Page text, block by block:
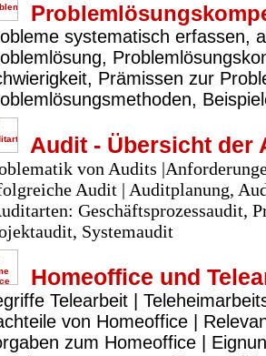
systematisch erfassen,
Prämissen zur
Audit - Übersicht der
von Audits
Audit | Auditplanung,
Geschäftsprozessaudit,
Systemaudit
Homeoffice und
Telearbeit |
von Homeoffice |
zum Homeoffice |